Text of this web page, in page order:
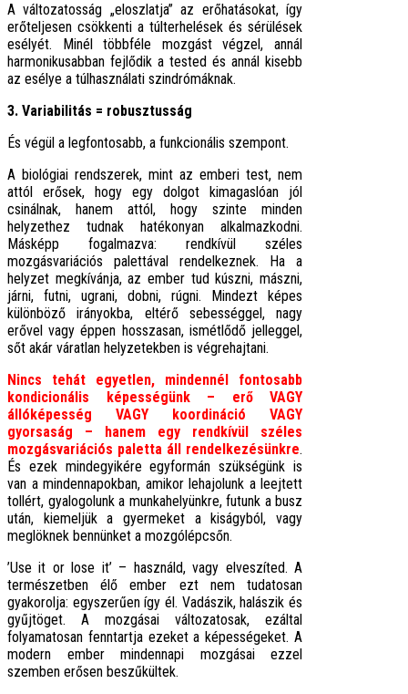
A változatosság „eloszlatja” az erőhatásokat, így
erőteljesen csökkenti a túlterhelések és sérülések
esélyét. Minél többféle mozgást végzel, annál
harmonikusabban fejlődik a tested és annál kisebb
az esélye a túlhasználati szindrómáknak.
3. Variabilitás = robusztusság
És végül a legfontosabb, a funkcionális szempont.
A biológiai rendszerek, mint az emberi test, nem
attól erősek, hogy egy dolgot kimagaslóan jól
csinálnak, hanem attól, hogy szinte minden
helyzethez tudnak hatékonyan alkalmazkodni.
Másképp fogalmazva: rendkívül széles
mozgásvariációs palettával rendelkeznek. Ha a
helyzet megkívánja, az ember tud kúszni, mászni,
járni, futni, ugrani, dobni, rúgni. Mindezt képes
különböző irányokba, eltérő sebességgel, nagy
erővel vagy éppen hosszasan, ismétlődő jelleggel,
sőt akár váratlan helyzetekben is végrehajtani.
Nincs tehát egyetlen, mindennél fontosabb
kondicionális képességünk – erő VAGY
állóképesség VAGY koordináció VAGY
gyorsaság – hanem egy rendkívül széles
mozgásvariációs paletta áll rendelkezésünkre.
És ezek mindegyikére egyformán szükségünk is
van a mindennapokban, amikor lehajolunk a leejtett
tollért, gyalogolunk a munkahelyünkre, futunk a busz
után, kiemeljük a gyermeket a kiságyból, vagy
meglöknek bennünket a mozgólépcsőn.
’Use it or lose it’ – használd, vagy elveszíted. A
természetben élő ember ezt nem tudatosan
gyakorolja: egyszerűen így él. Vadászik, halászik és
gyűjtöget. A mozgásai változatosak, ezáltal
folyamatosan fenntartja ezeket a képességeket. A
modern ember mindennapi mozgásai ezzel
szemben erősen beszűkültek.